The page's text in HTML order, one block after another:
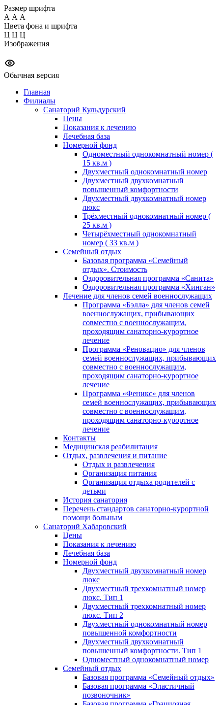
Размер шрифта
А А А
Цвета фона и шрифта
Ц Ц Ц
Изображения
Обычная версия
Главная
Филиалы
Санаторий Кульдурский
Цены
Показания к лечению
Лечебная база
Номерной фонд
Одноместный однокомнатный номер (
15 кв.м )
Двухместный однокомнатный номер
Двухместный двухкомнатный
повышенный комфортности
Двухместный двухкомнатный номер
люкс
Трёхместный однокомнатный номер (
25 кв.м )
Четырёхместный однокомнатный
номер ( 33 кв.м )
Семейный отдых
Базовая программа «Семейный
отдых». Стоимость
Оздоровительная программа «Санита»
Оздоровительная программа «Хинган»
Лечение для членов семей военнослужащих
Программа «Бэлла» для членов семей
военнослужащих, прибывающих
совместно с военнослужащим,
проходящим санаторно-курортное
лечение
Программа «Реновацио» для членов
семей военнослужащих, прибывающих
совместно с военнослужащим,
проходящим санаторно-курортное
лечение
Программа «Феникс» для членов
семей военнослужащих, прибывающих
совместно с военнослужащим,
проходящим санаторно-курортное
лечение
Контакты
Медицинская реабилитация
Отдых, развлечения и питание
Отдых и развлечения
Организация питания
Организация отдыха родителей с
детьми
История санатория
Перечень стандартов санаторно-курортной
помощи больным
Санаторий Хабаровский
Цены
Показания к лечению
Лечебная база
Номерной фонд
Двухместный двухкомнатный номер
люкс
Двухместный трехкомнатный номер
люкс. Тип 1
Двухместный трехкомнатный номер
люкс. Тип 2
Двухместный однокомнатный номер
повышенной комфортности
Двухместный двухкомнатный
повышенный комфортности. Тип 1
Одноместный однокомнатный номер
Семейный отдых
Базовая программа «Семейный отдых»
Базовая программа «Эластичный
позвоночник»